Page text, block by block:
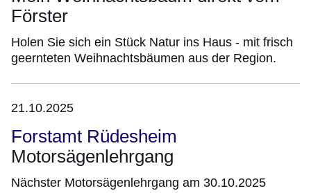
Förster
Holen Sie sich ein Stück Natur ins Haus - mit frisch
geernteten Weihnachtsbäumen aus der Region.
21.10.2025
Forstamt Rüdesheim
Motorsägenlehrgang
Nächster Motorsägenlehrgang am 30.10.2025